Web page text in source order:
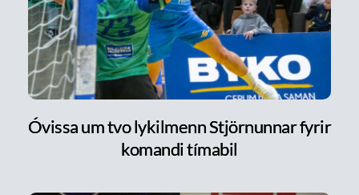
Óvissa um tvo lykilmenn Stjörnunnar fyrir
komandi tímabil